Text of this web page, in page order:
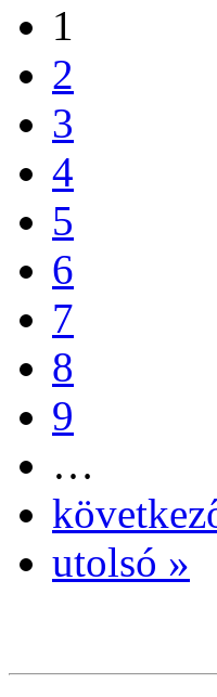
1
2
3
4
5
6
7
8
9
…
utolsó »